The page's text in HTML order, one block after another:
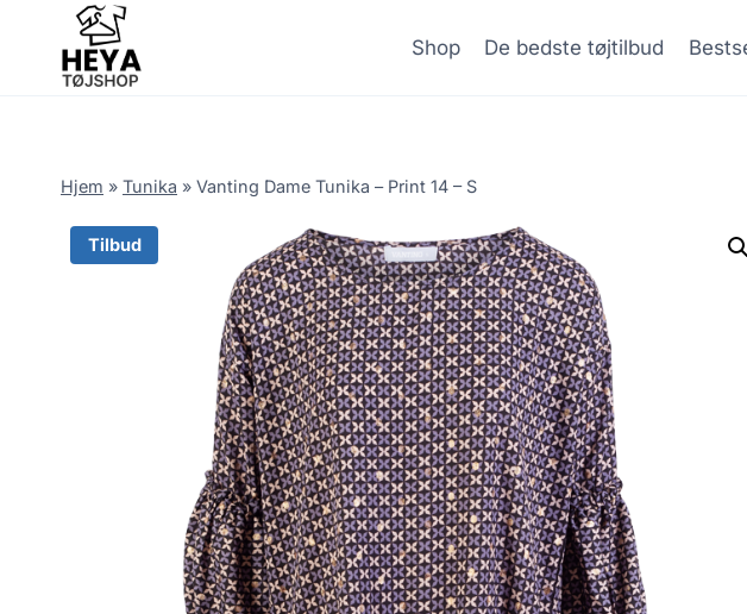
content
Shop De bedste tøjtilbud
Hjem » Tunika » Vanting Dame Tunika – Print 14 – S
Tilbud